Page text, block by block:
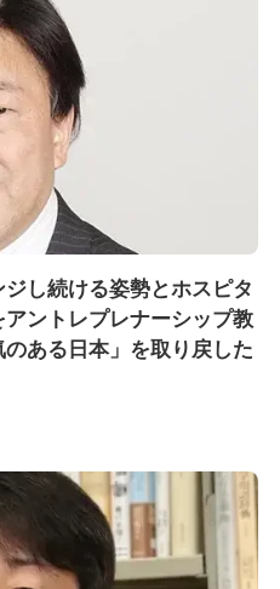
ジし続ける姿勢とホスピタ
ントレプレナーシップ教
ある日本」を取り戻した